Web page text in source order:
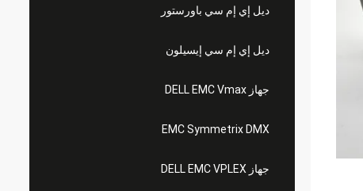
ديل إي إم سي باورستور
ديل إي إم سي إيسيلون
جهاز DELL EMC Vmax
EMC Symmetrix DMX
جهاز DELL EMC VPLEX